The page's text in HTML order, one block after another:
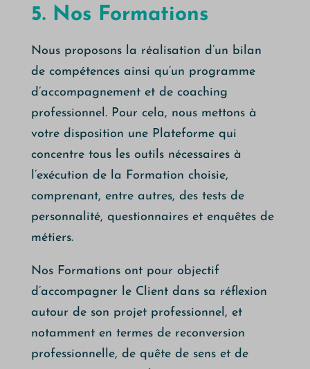
5. Nos Formations
Nous proposons la réalisation d’un bilan
de compétences ainsi qu’un programme
d’accompagnement et de coaching
professionnel. Pour cela, nous mettons à
votre disposition une Plateforme qui
concentre tous les outils nécessaires à
l’exécution de la Formation choisie,
comprenant, entre autres, des tests de
personnalité, questionnaires et enquêtes de
métiers.
Nos Formations ont pour objectif
d’accompagner le Client dans sa réflexion
autour de son projet professionnel, et
notamment en termes de reconversion
professionnelle, de quête de sens et de